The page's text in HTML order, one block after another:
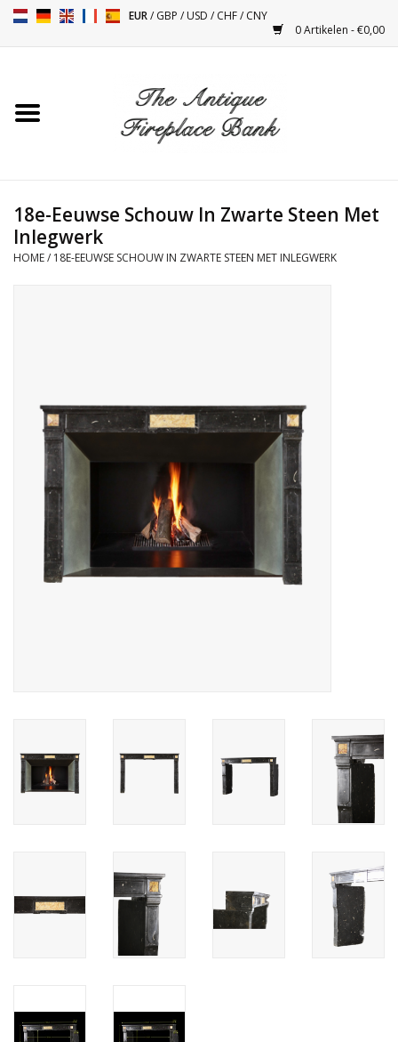
EUR/GBP /USD /CHF/CNY
0 Artikelen - €0,00
Toebehoren
Kacheltjes
Decoratieve Outdoor
Objecten
Vloeren - Steen, Terra Cotta
& Marmer
Outlet
Login
18e-Eeuwse Schouw In Zwarte Steen Met
Inlegwerk
HOME/ 18E-EEUWSE SCHOUW IN ZWARTE STEEN MET INLEGWERK